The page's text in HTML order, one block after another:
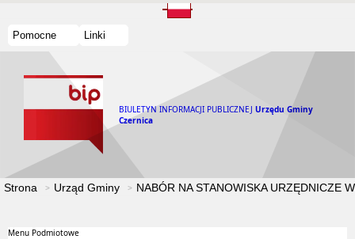
Pomocne Linki
BIULETYN INFORMACJI PUBLICZNEJ Urzędu Gminy
Czernica
Strona Urząd Gminy NABÓR NA STANOWISKA URZĘDNICZE
Menu Podmiotowe